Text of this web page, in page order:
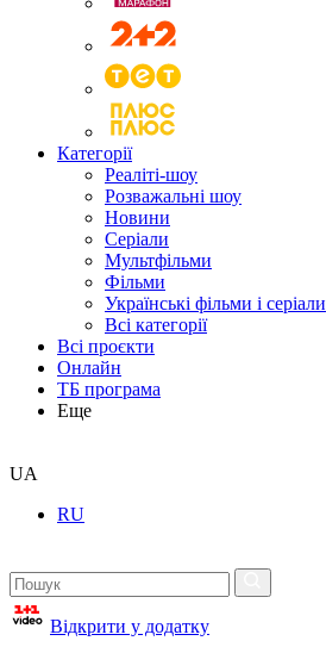
Категорії
Реаліті-шоу
Розважальні шоу
Новини
Серіали
Мультфільми
Фільми
Українські фільми і серіали
Всі категорії
Всі проєкти
Онлайн
ТБ програма
Еще
UA
RU
Відкрити у додатку